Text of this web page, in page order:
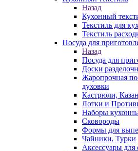
Назад
Кухонный
Текстиль для
Текстиль
Посуда для
Назад
Посуда для
Доски
Жаропрочная
духовки
Кастрюли,
Лотки и
Наборы
Сковороды
Формы для
Чайники, Турки
Аксессуары для